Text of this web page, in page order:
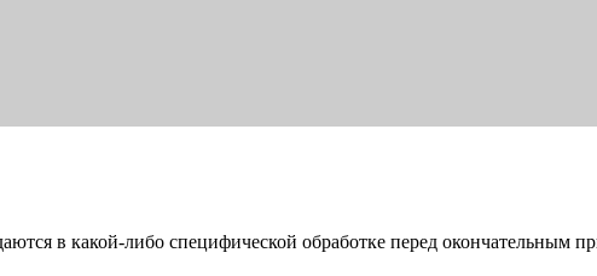
в какой-либо специфической обработке перед окончательным